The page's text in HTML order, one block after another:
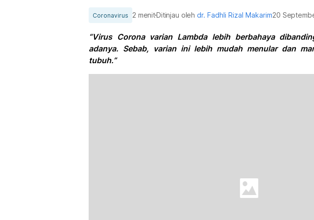
Coronavirus 2 menitDitinjau olehdr. Fadhli Rizal Makarim20
“Virus Corona varian Lambda lebih berbahaya
adanya. Sebab, varian ini lebih mudah menular dan
tubuh.”